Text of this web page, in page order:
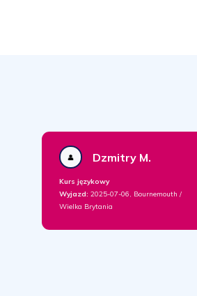
Dzmitry M.
Kurs językowy
Wyjazd: 2025-07-06, Bournemouth /
Wielka Brytania